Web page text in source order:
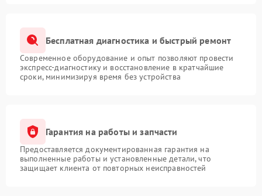
Бесплатная диагностика и быстрый ремонт
Современное оборудование и опыт позволяют провести
экспресс-диагностику и восстановление в кратчайшие
сроки, минимизируя время без устройства
Гарантия на работы и запчасти
Предоставляется документированная гарантия на
выполненные работы и установленные детали, что
защищает клиента от повторных неисправностей